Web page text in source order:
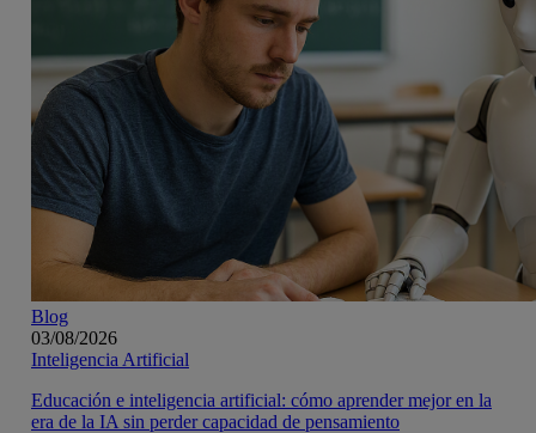
Blog
03/08/2026
Inteligencia Artificial
Educación e inteligencia artificial: cómo aprender mejor en la
era de la IA sin perder capacidad de pensamiento